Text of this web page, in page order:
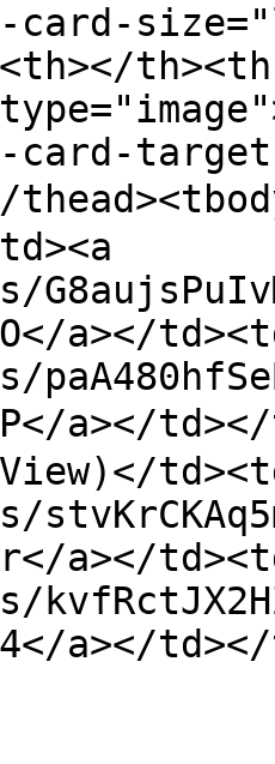
card-
card-
a></
a></
a></